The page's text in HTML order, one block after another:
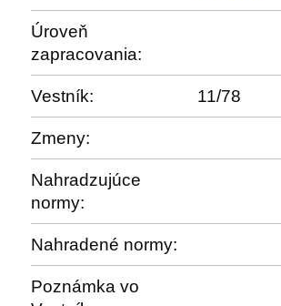
Úroveň
zapracovania:
Vestník: 11/78
Zmeny:
Nahradzujúce
normy:
Nahradené normy:
Poznámka vo